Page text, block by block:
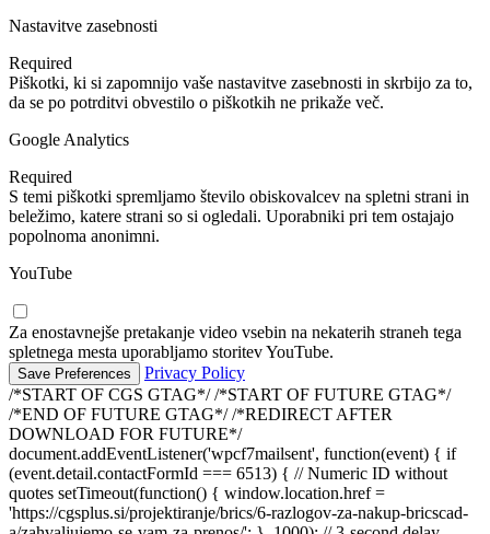
Nastavitve zasebnosti
Required
Piškotki, ki si zapomnijo vaše nastavitve zasebnosti in skrbijo za to,
da se po potrditvi obvestilo o piškotkih ne prikaže več.
Google Analytics
Required
S temi piškotki spremljamo število obiskovalcev na spletni strani in
beležimo, katere strani so si ogledali. Uporabniki pri tem ostajajo
popolnoma anonimni.
YouTube
Za enostavnejše pretakanje video vsebin na nekaterih straneh tega
spletnega mesta uporabljamo storitev YouTube.
Privacy Policy
/*START OF CGS GTAG*//*START OF FUTURE GTAG*/
/*END OF FUTURE GTAG*/ /*REDIRECT AFTER
DOWNLOAD FOR FUTURE*/
document.addEventListener('wpcf7mailsent', function(event) { if
(event.detail.contactFormId === 6513) { // Numeric ID without
quotes setTimeout(function() { window.location.href =
'https://cgsplus.si/projektiranje/brics/6-razlogov-za-nakup-bricscad-